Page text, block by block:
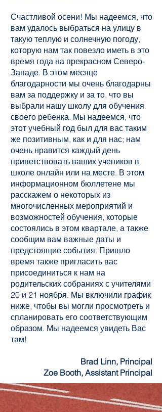
Счастливой осени! Мы надеемся, что
вам удалось выбраться на улицу в
такую теплую и солнечную погоду,
которую нам так повезло иметь в это
время года на прекрасном Северо-
Западе. В этом месяце
благодарности мы очень благодарны
вам за поддержку и за то, что вы
выбрали нашу школу для обучения
своего ребенка. Мы надеемся, что
этот учебный год был для вас таким
же позитивным, как и для нас; нам
очень нравится каждый день
приветствовать ваших учеников в
школе онлайн или на месте. В этом
информационном бюллетене мы
расскажем о некоторых из
многочисленных мероприятий и
возможностей обучения, которые
состоялись в этом квартале, а также
сообщим вам важные даты и
предстоящие события. Пришло
время также пригласить вас
присоединиться к нам на
родительских собраниях с учителями
20 и 21 ноября. Мы включили график
ниже, чтобы вы могли просмотреть и
спланировать его соответствующим
образом. Мы надеемся увидеть Вас
там!
Brad Linn, Principal
Zoe Booth, Assistant Principal